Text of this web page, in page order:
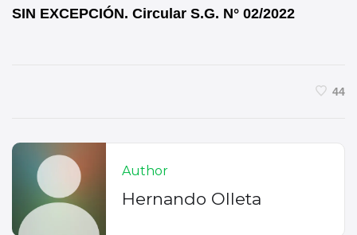
SIN EXCEPCIÓN. Circular S.G. N° 02/2022
44
Author
Hernando Olleta